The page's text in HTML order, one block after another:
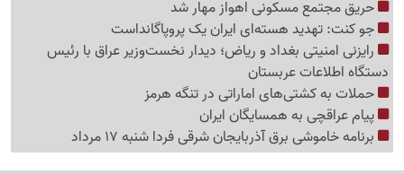
حریق مجتمع مسکونی اهواز مهار شد
جو کنت: تهدید هسته‌ای ایران یک پروپاگانداست
رایزنی امنیتی بغداد و ریاض؛ دیدار نخست‌وزیر عراق با رئیس
دستگاه اطلاعات عربستان
حملات به کشتی‌های اماراتی در تنگه هرمز
پیام عراقچی به همسایگان ایران
برنامه خاموشی برق آذربایجان شرقی فردا شنبه 17 مرداد